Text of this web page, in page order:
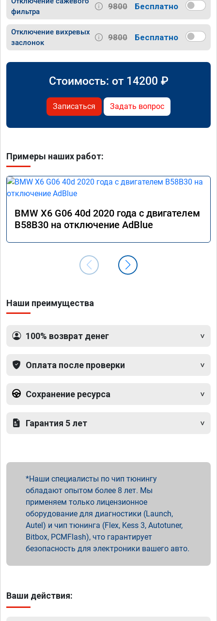
фильтра
9800 Бесплатно
Отключение вихревых
заслонок
9800 Бесплатно
Стоимость: от 14200 ₽
Записаться Задать вопрос
Примеры наших работ:
BMW X6 G06 40d 2020 года с двигателем
B58B30 на отключение AdBlue
Наши преимущества
100% возврат денег
Оплата после проверки
Сохранение ресурса
Гарантия 5 лет
Наши специалисты по чип тюнингу
обладают опытом более 8 лет. Мы
применяем только лицензионное
оборудование для диагностики (Launch,
Autel) и чип тюнинга (Flex, Kess 3, Autotuner,
Bitbox, PCMFlash), что гарантирует
безопасность для электроники вашего авто.
Ваши действия: